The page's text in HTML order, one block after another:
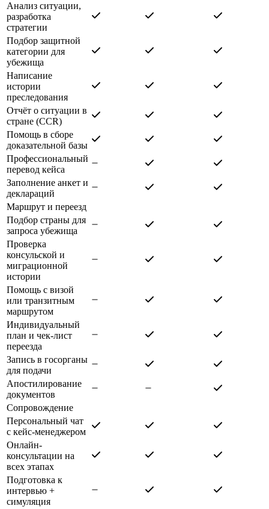
Анализ ситуации,
разработка
стратегии
Подбор защитной
категории для
убежища
Написание
истории
преследования
Отчёт о ситуации в
стране (CCR)
Помощь в сборе
доказательной базы
Профессиональный
перевод кейса
Заполнение анкет и
деклараций
Маршрут и переезд
Подбор страны для
запроса убежища
Проверка
консульской и
миграционной
истории
Помощь с визой
или транзитным
маршрутом
Индивидуальный
план и чек-лист
переезда
Запись в госорганы
для подачи
Апостилирование
документов
Сопровождение
Персональный чат
с кейс-менеджером
Онлайн-
консультации на
всех этапах
Подготовка к
интервью +
симуляция